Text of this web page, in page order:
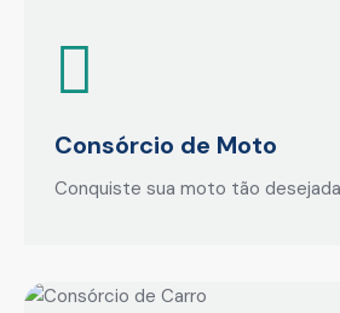
Consórcio de Moto
Conquiste sua moto tão desejada